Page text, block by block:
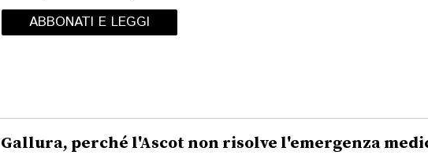
ABBONATI E LEGGI
Gallura, perché l'Ascot non risolve l'emergenza